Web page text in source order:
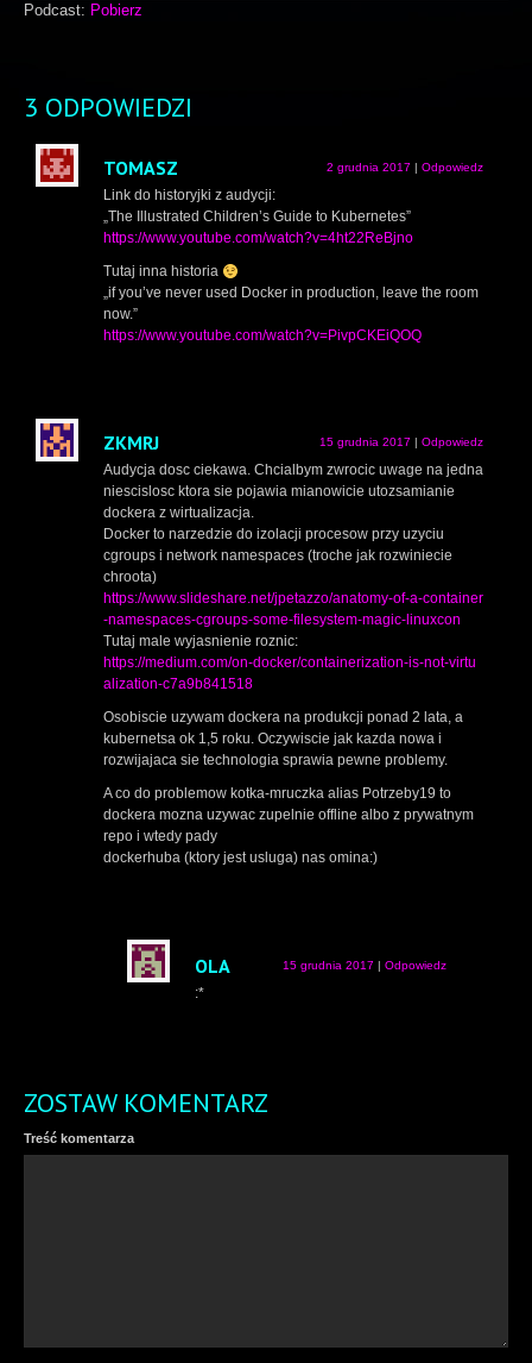
dźwiękowych
Podcast: Pobierz
3 ODPOWIEDZI
TOMASZ 2 grudnia 2017 Odpowiedz
Link do historyjki z audycji:
„The Illustrated Children’s Guide to Kubernetes”
https://www.youtube.com/watch?v=4ht22ReBjno
Tutaj inna historia
„if you’ve never used Docker in production, leave the room
now.”
https://www.youtube.com/watch?v=PivpCKEiQOQ
ZKMRJ 15 grudnia 2017 Odpowiedz
Audycja dosc ciekawa. Chcialbym zwrocic uwage na jedna
niescislosc ktora sie pojawia mianowicie utozsamianie
dockera z wirtualizacja.
Docker to narzedzie do izolacji procesow przy uzyciu
cgroups i network namespaces (troche jak rozwiniecie
chroota)
https://www.slideshare.net/jpetazzo/anatomy-of-a-container
-namespaces-cgroups-some-filesystem-magic-linuxcon
Tutaj male wyjasnienie roznic:
https://medium.com/on-docker/containerization-is-not-virtu
alization-c7a9b841518
Osobiscie uzywam dockera na produkcji ponad 2 lata, a
kubernetsa ok 1,5 roku. Oczywiscie jak kazda nowa i
rozwijajaca sie technologia sprawia pewne problemy.
A co do problemow kotka-mruczka alias Potrzeby19 to
dockera mozna uzywac zupelnie offline albo z prywatnym
repo i wtedy pady
dockerhuba (ktory jest usluga) nas omina:)
OLA 15 grudnia 2017 Odpowiedz
:*
ZOSTAW KOMENTARZ
Treść komentarza